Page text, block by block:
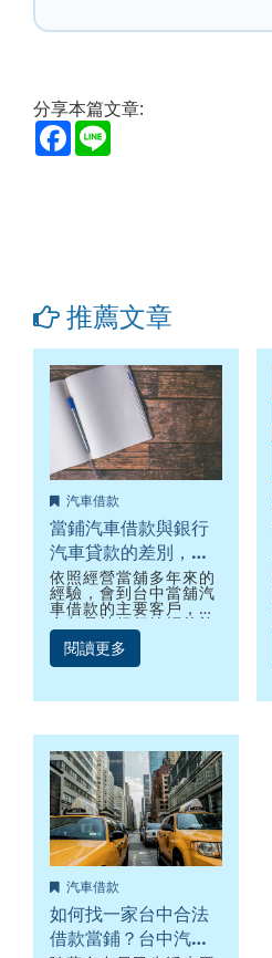
分享本篇文章:
Facebook
推薦文章
汽車借款
當鋪汽車借款與銀行
汽車貸款的差別，我
應該用汽車借錢嗎？
依照經營當舖多年來的
經驗，會到台中當舖汽
車借款的主要客戶，大
多都是被銀行婉拒的族
群，因為無法利用個人
信用，由汽車貸款借到
預想中的金額，所以會
車貸款，讓自己依賴的
時，為自己謀得一筆急
用金，作為周轉使用。
閱讀更多
汽車借款
如何找一家台中合法
借款當鋪？台中汽車